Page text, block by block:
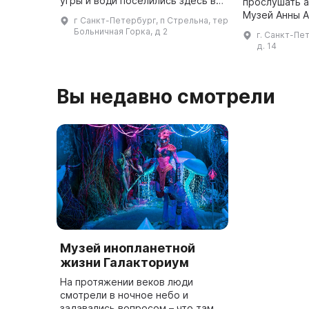
условиям Столбовского мира со
г Санкт-Петербург, п Стрельна, тер
Больничная Горка, д 2
Музей Анны
погрузиться
г. Санкт-
д. 14
Вы недавно смотрели
Музей инопланетной
жизни Галакториум
На протяжении веков люди
смотрели в ночное небо и